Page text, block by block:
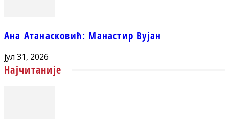
Ана Атанасковић: Манастир Вујан
јул 31, 2026
Најчитаније